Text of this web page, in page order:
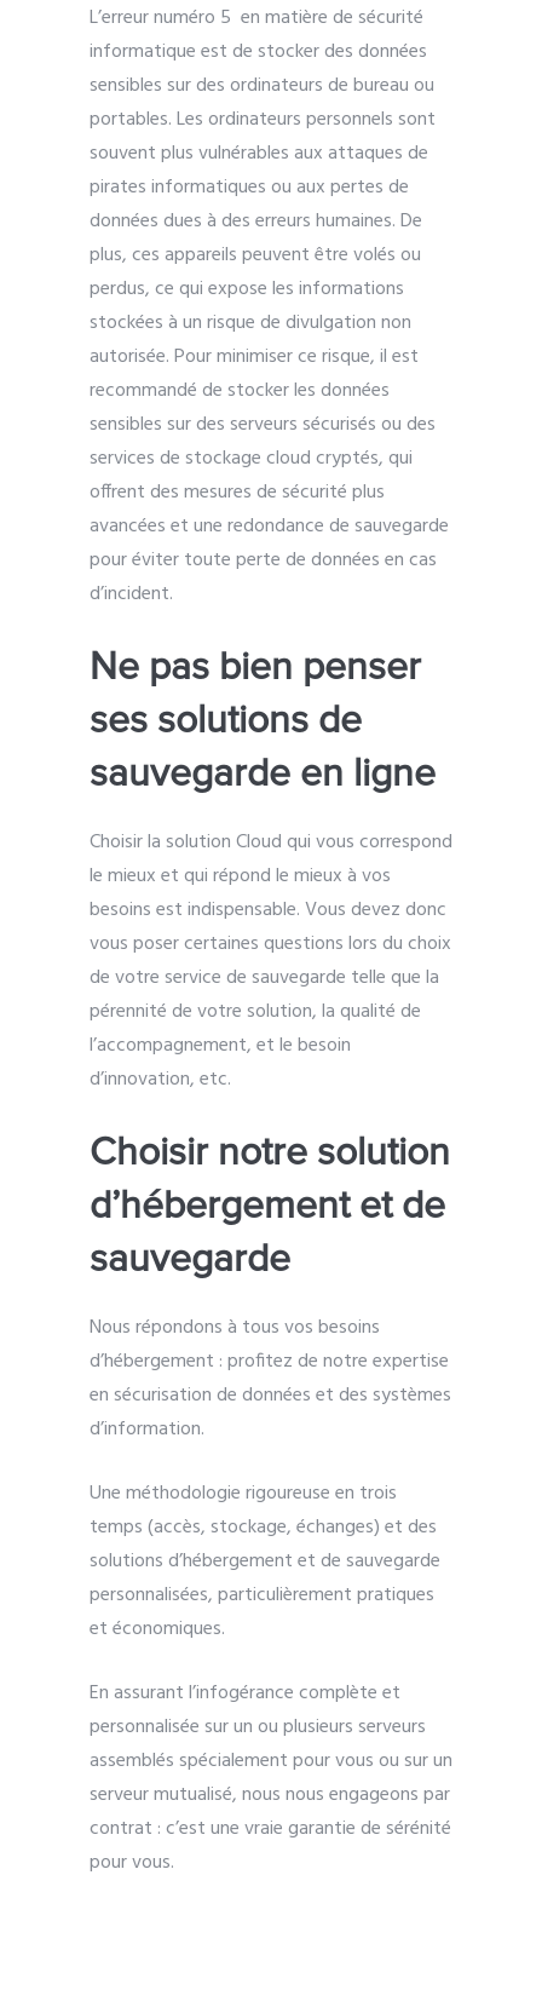
L’erreur numéro 5 en matière de sécurité
informatique est de stocker des données
sensibles sur des ordinateurs de bureau ou
portables. Les ordinateurs personnels sont
souvent plus vulnérables aux attaques de
pirates informatiques ou aux pertes de
données dues à des erreurs humaines. De
plus, ces appareils peuvent être volés ou
perdus, ce qui expose les informations
stockées à un risque de divulgation non
autorisée. Pour minimiser ce risque, il est
recommandé de stocker les données
sensibles sur des serveurs sécurisés ou des
services de stockage cloud cryptés, qui
offrent des mesures de sécurité plus
avancées et une redondance de sauvegarde
pour éviter toute perte de données en cas
d’incident.
Ne pas bien penser
ses solutions de
sauvegarde en ligne
Choisir la solution Cloud qui vous correspond
le mieux et qui répond le mieux à vos
besoins est indispensable. Vous devez donc
vous poser certaines questions lors du choix
de votre service de sauvegarde telle que la
pérennité de votre solution, la qualité de
l’accompagnement, et le besoin
d’innovation, etc.
Choisir notre solution
d’hébergement et de
sauvegarde
Nous répondons à tous vos besoins
d’hébergement : profitez de notre expertise
en sécurisation de données et des systèmes
d’information.
Une méthodologie rigoureuse en trois
temps (accès, stockage, échanges) et des
solutions d’hébergement et de sauvegarde
personnalisées, particulièrement pratiques
et économiques.
En assurant l’infogérance complète et
personnalisée sur un ou plusieurs serveurs
assemblés spécialement pour vous ou sur un
serveur mutualisé, nous nous engageons par
contrat : c’est une vraie garantie de sérénité
pour vous.